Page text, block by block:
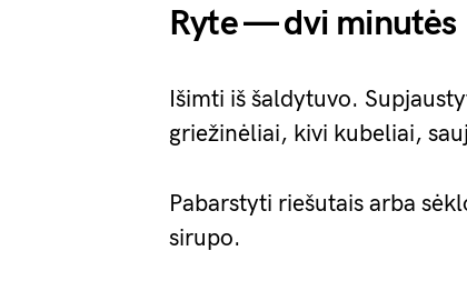
Ryte — dvi minutės
Išimti iš šaldytuvo.
griežinėliai, kivi kubeliai,
Pabarstyti riešutais arba
sirupo.